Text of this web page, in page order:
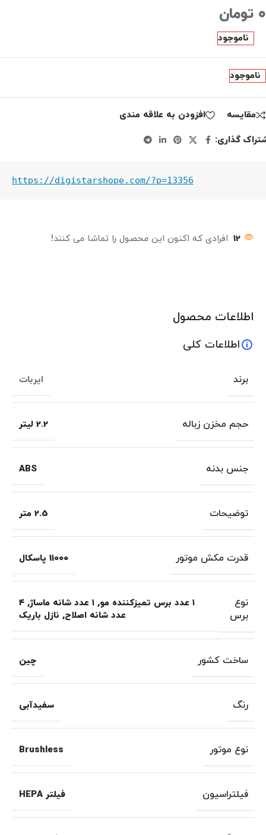
۰ تومان
ناموجود
ناموجود
مقايسه
افزودن به علاقه مندی
گذاری:
https://digistarshope.com/?p=13356
12 افرادی که اکنون این محصول را تماشا می کنند!
اطلاعات محصول
اطلاعات کلی
برند ایربات
حجم مخزن زباله 2.2 لیتر
جنس بدنه ABS
توضیحات 2.5 متر
قدرت مکش موتور 11000 پاسکال
نوع
برس
۱ عدد برس تمیزکننده مو , ۱ عدد شانه ماساژ , ۴
عدد شانه اصلاح, نازل باریک
ساخت کشور چین
رنگ سفیدآبی
نوع موتور Brushless
فیلتراسیون فیلتر HEPA